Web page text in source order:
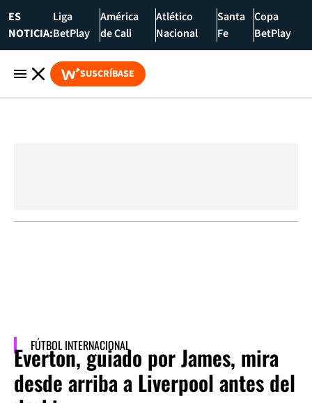
ES
NOTICIA:
Liga
BetPlay
América
de Cali
Atlético
Nacional
Santa
Fe
Copa
BetPlay
SUSCRÍBASE
FÚTBOL INTERNACIONAL
Everton, guiado por James, mira
desde arriba a Liverpool antes del